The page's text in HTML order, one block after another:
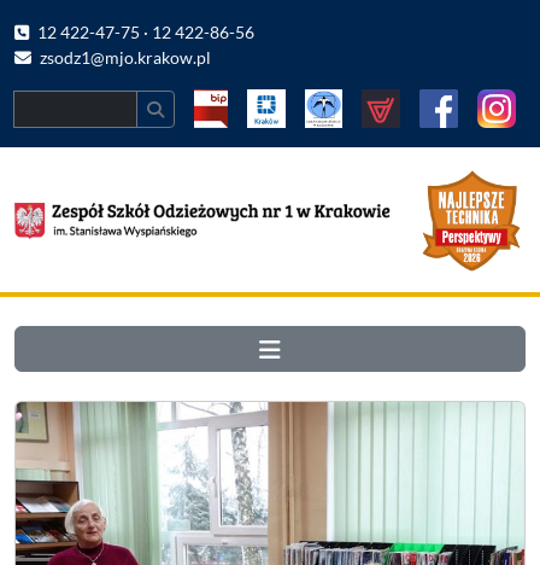
12 422-47-75 · 12 422-86-56
zsodz1@mjo.krakow.pl